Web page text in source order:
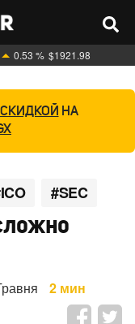
0.53 % $1921.98
СКИДКОЙ НА
#SEC
2 мин